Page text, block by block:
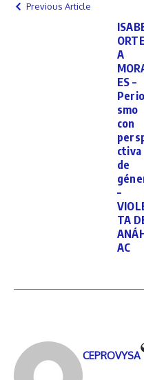
Previous Article
A
ES –
smo
con
ctiva
de
–
TA
AC
CEPROVYSA